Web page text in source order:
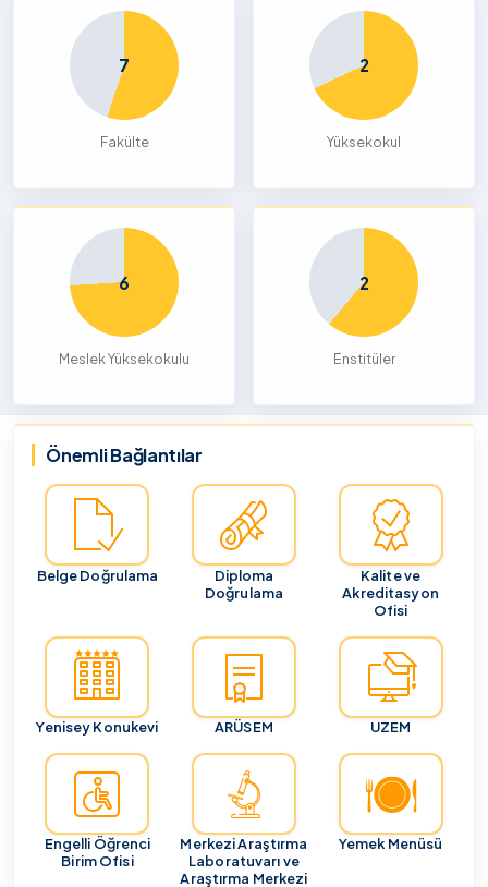
7
Fakülte
2
Yüksekokul
6
Meslek Yüksekokulu
2
Enstitüler
Önemli Bağlantılar
Belge Doğrulama
Diploma
Doğrulama
Kalite ve
Akreditasyon
Ofisi
Yenisey Konukevi ARÜSEM UZEM
Engelli Öğrenci
Birim Ofisi
Merkezi Araştırma
Laboratuvarı ve
Araştırma Merkezi
Yemek Menüsü